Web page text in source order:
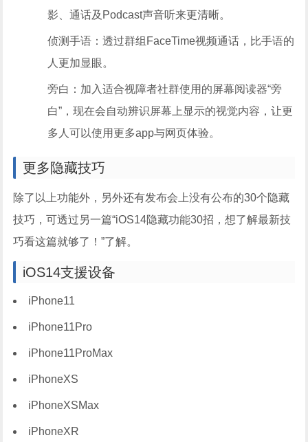
影、通话及Podcast声音听来更清晰。
侦测手语：透过群组FaceTime视频通话，比手语的
人更加显眼。
旁白：加入适合视障者社群使用的屏幕阅读器“旁
白”，现在会自动辨识屏幕上显示的视觉内容，让更
多人可以使用更多app与网页体验。
更多隐藏技巧
除了以上功能外，另外还有发布会上没有公布的30个隐藏
技巧，可透过另一篇“iOS14隐藏功能30招，想了解最新技
巧看这篇就够了！”了解。
iOS14支援设备
iPhone11
iPhone11Pro
iPhone11ProMax
iPhoneXS
iPhoneXSMax
iPhoneXR